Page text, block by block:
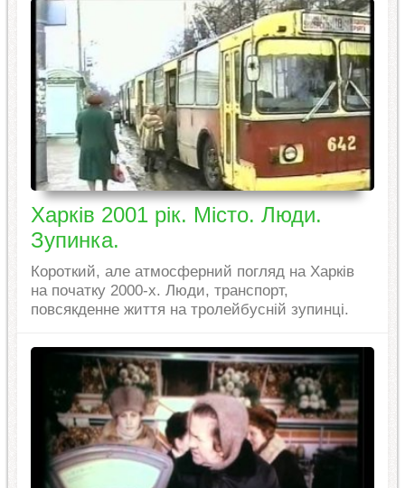
Харків 2001 рік. Місто. Люди.
Зупинка.
Короткий, але атмосферний погляд на Харків
на початку 2000-х. Люди, транспорт,
повсякденне життя на тролейбусній зупинці.